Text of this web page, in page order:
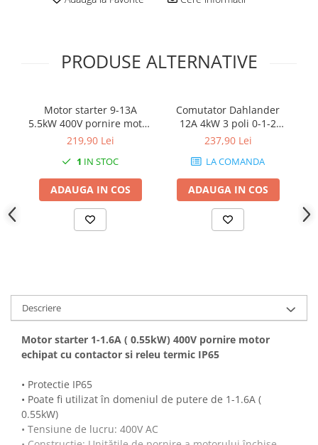
PRODUSE ALTERNATIVE
Motor starter 9-13A
5.5kW 400V pornire motor
echipat cu contactor si
219,90 Lei
1 IN STOC
ADAUGA IN COS
Comutator Dahlander
12A 4kW 3 poli 0-1-2
industrial cu came PACO
237,90 Lei
LA COMANDA
ADAUGA IN COS
Descriere
Motor starter 1-1.6A ( 0.55kW) 400V pornire motor
echipat cu contactor si releu termic IP65
• Protectie IP65
• Poate fi utilizat în domeniul de putere de 1-1.6A (
0.55kW)
• Tensiune de lucru: 400V AC